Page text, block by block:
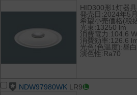
HID300形1灯器
発売日:2024年5
希望小売価格(税
光束:13250 lm
消費電力:104.6 W
消費効率:126.6
光色(色温度):昼
演色性:Ra70
NDW97980WK LR9